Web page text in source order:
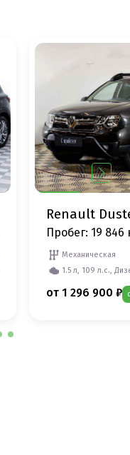
Renault
Пробег: 19 846
Механическая
1.5 л, 109 л.с.,
от 1 296 900 ₽